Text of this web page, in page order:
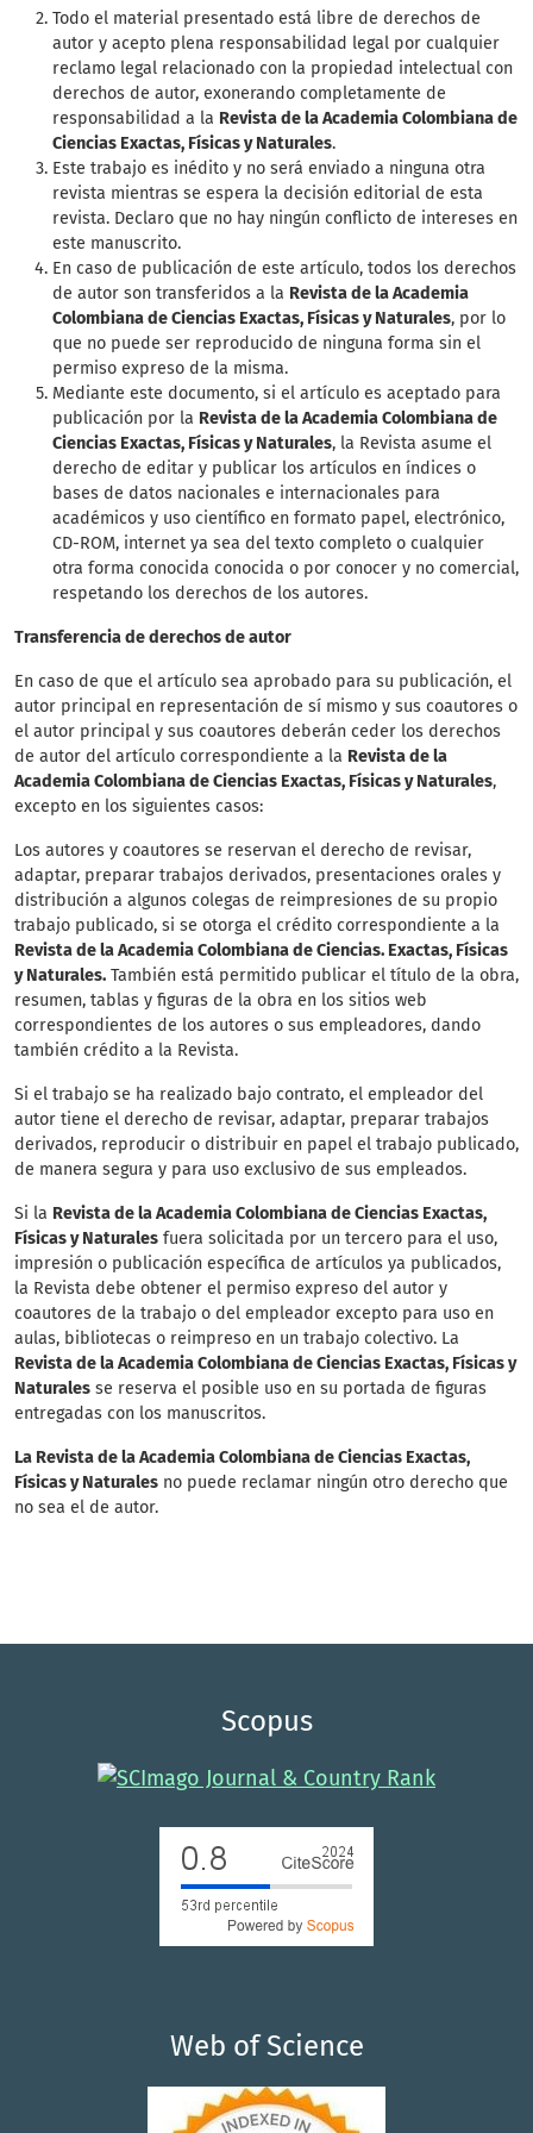
Todo el material presentado está libre de derechos de
autor y acepto plena responsabilidad legal por cualquier
reclamo legal relacionado con la propiedad intelectual con
derechos de autor, exonerando completamente de
responsabilidad a la Revista de la Academia Colombiana de
Ciencias Exactas, Físicas y Naturales.
Este trabajo es inédito y no será enviado a ninguna otra
revista mientras se espera la decisión editorial de esta
revista. Declaro que no hay ningún conflicto de intereses en
este manuscrito.
En caso de publicación de este artículo, todos los derechos
de autor son transferidos a la Revista de la Academia
Colombiana de Ciencias Exactas, Físicas y Naturales, por lo
que no puede ser reproducido de ninguna forma sin el
permiso expreso de la misma.
Mediante este documento, si el artículo es aceptado para
publicación por la Revista de la Academia Colombiana de
Ciencias Exactas, Físicas y Naturales, la Revista asume el
derecho de editar y publicar los artículos en índices o
bases de datos nacionales e internacionales para
académicos y uso científico en formato papel, electrónico,
CD-ROM, internet ya sea del texto completo o cualquier
otra forma conocida conocida o por conocer y no comercial,
respetando los derechos de los autores.
Transferencia de derechos de autor
En caso de que el artículo sea aprobado para su publicación, el
autor principal en representación de sí mismo y sus coautores o
el autor principal y sus coautores deberán ceder los derechos
de autor del artículo correspondiente a la Revista de la
Academia Colombiana de Ciencias Exactas, Físicas y Naturales,
excepto en los siguientes casos:
Los autores y coautores se reservan el derecho de revisar,
adaptar, preparar trabajos derivados, presentaciones orales y
distribución a algunos colegas de reimpresiones de su propio
trabajo publicado, si se otorga el crédito correspondiente a la
Revista de la Academia Colombiana de Ciencias. Exactas, Físicas
y Naturales. También está permitido publicar el título de la obra,
resumen, tablas y figuras de la obra en los sitios web
correspondientes de los autores o sus empleadores, dando
también crédito a la Revista.
Si el trabajo se ha realizado bajo contrato, el empleador del
autor tiene el derecho de revisar, adaptar, preparar trabajos
derivados, reproducir o distribuir en papel el trabajo publicado,
de manera segura y para uso exclusivo de sus empleados.
Si la Revista de la Academia Colombiana de Ciencias Exactas,
Físicas y Naturales fuera solicitada por un tercero para el uso,
impresión o publicación específica de artículos ya publicados,
la Revista debe obtener el permiso expreso del autor y
coautores de la trabajo o del empleador excepto para uso en
aulas, bibliotecas o reimpreso en un trabajo colectivo. La
Revista de la Academia Colombiana de Ciencias Exactas, Físicas y
Naturales se reserva el posible uso en su portada de figuras
entregadas con los manuscritos.
La Revista de la Academia Colombiana de Ciencias Exactas,
Físicas y Naturales no puede reclamar ningún otro derecho que
no sea el de autor.
Scopus
Web of Science